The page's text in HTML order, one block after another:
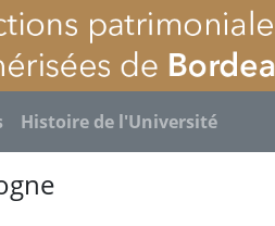
Histoire de l'Université